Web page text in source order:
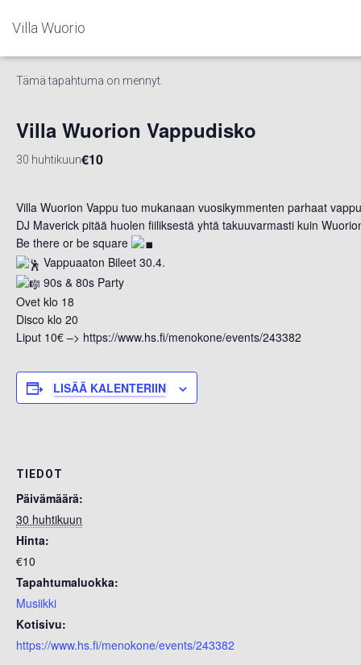
Villa Wuorio
Tämä tapahtuma on mennyt.
Villa Wuorion Vappudisko
30 huhtikuun€10
Villa Wuorion Vappu tuo mukanaan vuosikymmenten parhaat
DJ Maverick pitää huolen fiiliksestä yhtä takuuvarmasti kuin
Be there or be square
Vappuaaton Bileet 30.4.
90s & 80s Party
Ovet klo 18
Disco klo 20
Liput 10€ –> https://www.hs.fi/menokone/events/243382
LISÄÄ KALENTERIIN
TIEDOT
Päivämäärä:
30 huhtikuun
Hinta:
€10
Tapahtumaluokka:
Musiikki
Kotisivu:
https://www.hs.fi/menokone/events/243382